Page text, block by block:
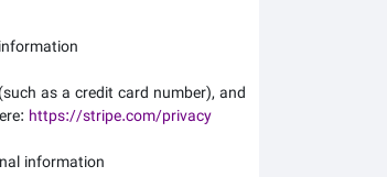
as a credit card number), and
https://stripe.com/privacy
information.